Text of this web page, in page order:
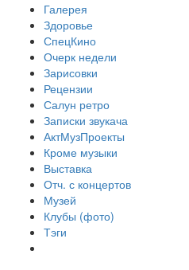
Галерея
Здоровье
СпецКино
Очерк недели
Зарисовки
Рецензии
Салун ретро
Записки звукача
АктМузПроекты
Кроме музыки
Выставка
Отч. с концертов
Музей
Клубы (фото)
Тэги